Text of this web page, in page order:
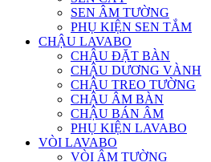
SEN ÂM TƯỜNG
PHỤ KIỆN SEN TẮM
CHẬU LAVABO
CHẬU ĐẶT BÀN
CHẬU DƯƠNG VÀNH
CHẬU TREO TƯỜNG
CHẬU ÂM BÀN
CHẬU BÁN ÂM
PHỤ KIỆN LAVABO
VÒI LAVABO
VÒI ÂM TƯỜNG